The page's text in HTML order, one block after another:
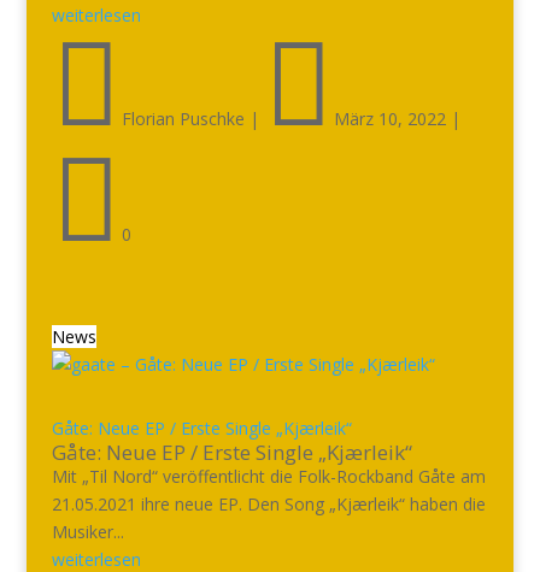
weiterlesen
 Florian Puschke |  März 10, 2022|
 0
News
Gåte: Neue EP / Erste Single „Kjærleik“
Gåte: Neue EP / Erste Single „Kjærleik“
Mit „Til Nord“ veröffentlicht die Folk-Rockband Gåte am
21.05.2021 ihre neue EP. Den Song „Kjærleik“ haben die
Musiker...
weiterlesen